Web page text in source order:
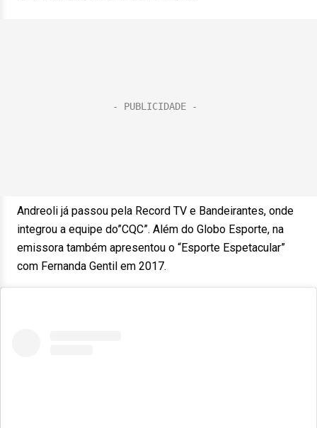
Andreoli já passou pela Record TV e Bandeirantes, onde
integrou a equipe do”CQC”. Além do Globo Esporte, na
emissora também apresentou o “Esporte Espetacular”
com Fernanda Gentil em 2017.